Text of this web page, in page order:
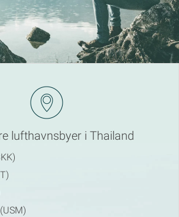
lufthavnsbyer i Thailand
(USM)